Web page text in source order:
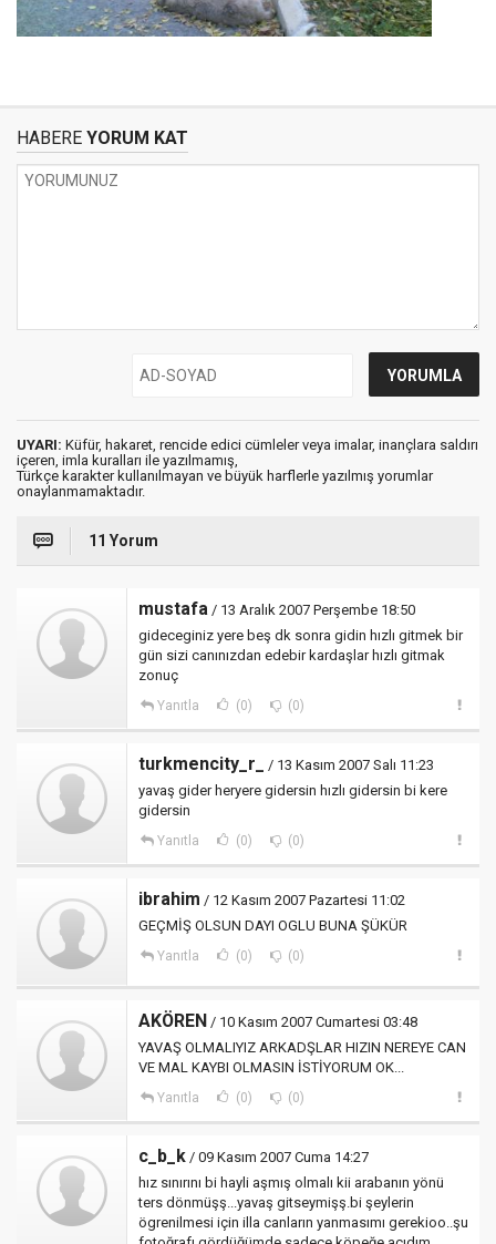
HABERE YORUM KAT
UYARI: Küfür, hakaret, rencide edici cümleler veya imalar, inançlara saldırı
içeren, imla kuralları ile yazılmamış,
Türkçe karakter kullanılmayan ve büyük harflerle yazılmış yorumlar
onaylanmamaktadır.
11 Yorum
mustafa / 13 Aralık 2007 Perşembe 18:50
gideceginiz yere beş dk sonra gidin hızlı gitmek bir
gün sizi canınızdan edebir kardaşlar hızlı gitmak
zonuç
Yanıtla (0) (0)
turkmencity_r_
/ 13 Kasım 2007 Salı 11:23
yavaş gider heryere gidersin hızlı gidersin bi kere
gidersin
Yanıtla (0) (0)
ibrahim / 12 Kasım 2007 Pazartesi 11:02
GEÇMİŞ OLSUN DAYI OGLU BUNA ŞÜKÜR
Yanıtla (0) (0)
AKÖREN / 10 Kasım 2007 Cumartesi 03:48
YAVAŞ OLMALIYIZ ARKADŞLAR HIZIN NEREYE CAN
VE MAL KAYBI OLMASIN İSTİYORUM OK...
Yanıtla (0) (0)
c_b_k / 09 Kasım 2007 Cuma 14:27
hız sınırını bi hayli aşmış olmalı kii arabanın yönü
ters dönmüşş...yavaş gitseymişş.bi şeylerin
ögrenilmesi için illa canların yanmasımı gerekioo..şu